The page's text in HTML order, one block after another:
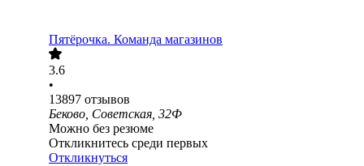
Пятёрочка. Команда магазинов
3.6
•
13897 отзывов
Беково, Советская, 32Ф
Можно без резюме
Откликнитесь среди первых
Откликнуться